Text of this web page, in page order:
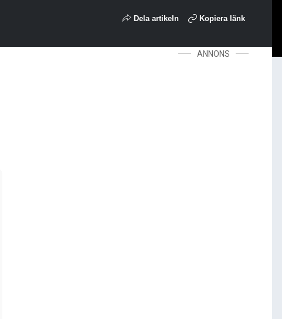
Dela artikeln Kopiera länk
ANNONS